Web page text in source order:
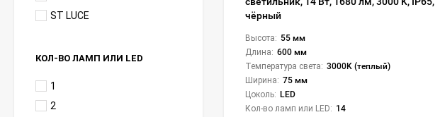
чёрный
Высота: 55 мм
Длина: 600 мм
Температура света: 3000K (теплый)
Ширина: 75 мм
Цоколь: LED
Кол-во ламп или LED: 14
ST LUCE
КОЛ-ВО ЛАМП ИЛИ LED
1
2